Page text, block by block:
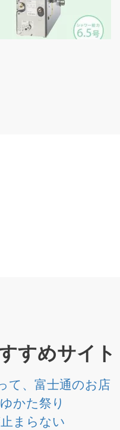
すめサイト
て、富士通のお店
かた祭り
まらない